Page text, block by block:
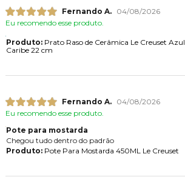
Fernando A.
04/08/2026
Eu recomendo esse produto.
Produto:Prato Raso de Cerâmica Le Creuset Azul
Caribe 22 cm
Fernando A.
04/08/2026
Eu recomendo esse produto.
Pote para mostarda
Chegou tudo dentro do padrão
Produto:Pote Para Mostarda 450ML Le Creuset